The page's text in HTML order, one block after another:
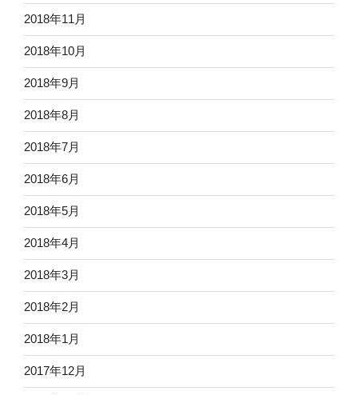
2018年11月
2018年10月
2018年9月
2018年8月
2018年7月
2018年6月
2018年5月
2018年4月
2018年3月
2018年2月
2018年1月
2017年12月